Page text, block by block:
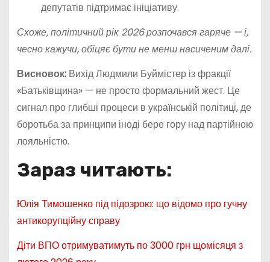
депутатів підтримає ініціативу.
Схоже, політичний рік 2026 розпочався гаряче — і,
чесно кажучи, обіцяє бути не менш насиченим далі.
Висновок:Вихід Людмили Буймістер із фракції
«Батьківщина» — не просто формальний жест. Це
сигнал про глибші процеси в українській політиці, де
боротьба за принципи іноді бере гору над партійною
лояльністю.
Зараз читають:
Юлія Тимошенко під підозрою: що відомо про гучну
антикорупційну справу
Діти ВПО отримуватимуть по 3000 грн щомісяця з